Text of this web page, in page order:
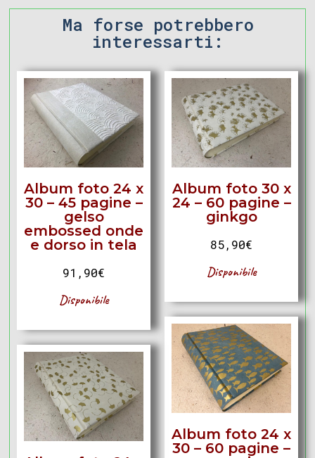
Ma forse potrebbero
interessarti:
Album foto 24 x
30 – 45 pagine –
gelso
embossed onde
e dorso in tela
91,90€
Disponibile
Album foto 30 x
24 – 60 pagine –
ginkgo
85,90€
Disponibile
Album foto 24 x
30 – 60 pagine –